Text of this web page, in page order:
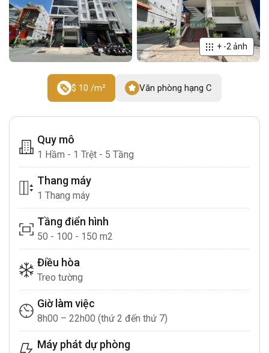
+ -2ảnh
$ 10 /m² Văn phòng hạng C
Quy mô
1 Hầm - 1 Trệt - 5 Tầng
Thang máy
1 Thang máy
Tầng điển hình
50 - 100 - 150 m2
Điều hòa
Treo tường
Giờ làm việc
8h00 – 22h00 (thứ 2 đến thứ 7)
Máy phát dự phòng